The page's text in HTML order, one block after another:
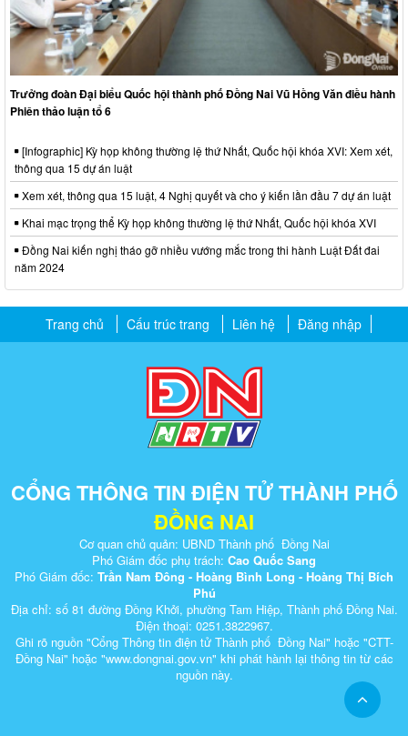
Trưởng đoàn Đại biểu Quốc hội thành phố Đồng Nai Vũ Hồng Văn điều hành
Phiên thảo luận tổ 6
[Infographic] Kỳ họp không thường lệ thứ Nhất, Quốc hội khóa XVI: Xem xét,
thông qua 15 dự án luật
Xem xét, thông qua 15 luật, 4 Nghị quyết và cho ý kiến lần đầu 7 dự án luật
Khai mạc trọng thể Kỳ họp không thường lệ thứ Nhất, Quốc hội khóa XVI
Đồng Nai kiến nghị tháo gỡ nhiều vướng mắc trong thi hành Luật Đất đai
năm 2024
Trang chủ Cấu trúc trang Liên hệ Đăng nhập
CỔNG THÔNG TIN ĐIỆN TỬ THÀNH PHỐ
ĐỒNG NAI
Cơ quan chủ quản: UBND Thành phố Đồng Nai
Phó Giám đốc phụ trách: Cao Quốc Sang
Phó Giám đốc: Trần Nam Đông - Hoàng Bình Long - Hoàng Thị Bích
Phú
Địa chỉ: số 81 đường Đồng Khởi, phường Tam Hiệp, Thành phố Đồng Nai.
Điện thoại: 0251.3822967.
Ghi rõ nguồn "Cổng Thông tin điện tử Thành phố Đồng Nai" hoặc "CTT-
Đồng Nai" hoặc "www.dongnai.g​ov.vn" khi ​phát hành lại thông tin từ các
nguồn này.​